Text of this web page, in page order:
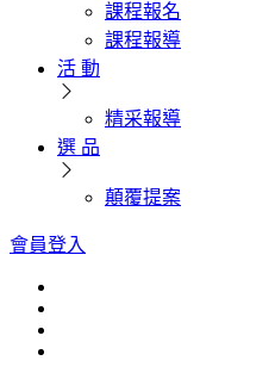
課程報名
課程報導
活 動
精采報導
選 品
顛覆提案
會員登入